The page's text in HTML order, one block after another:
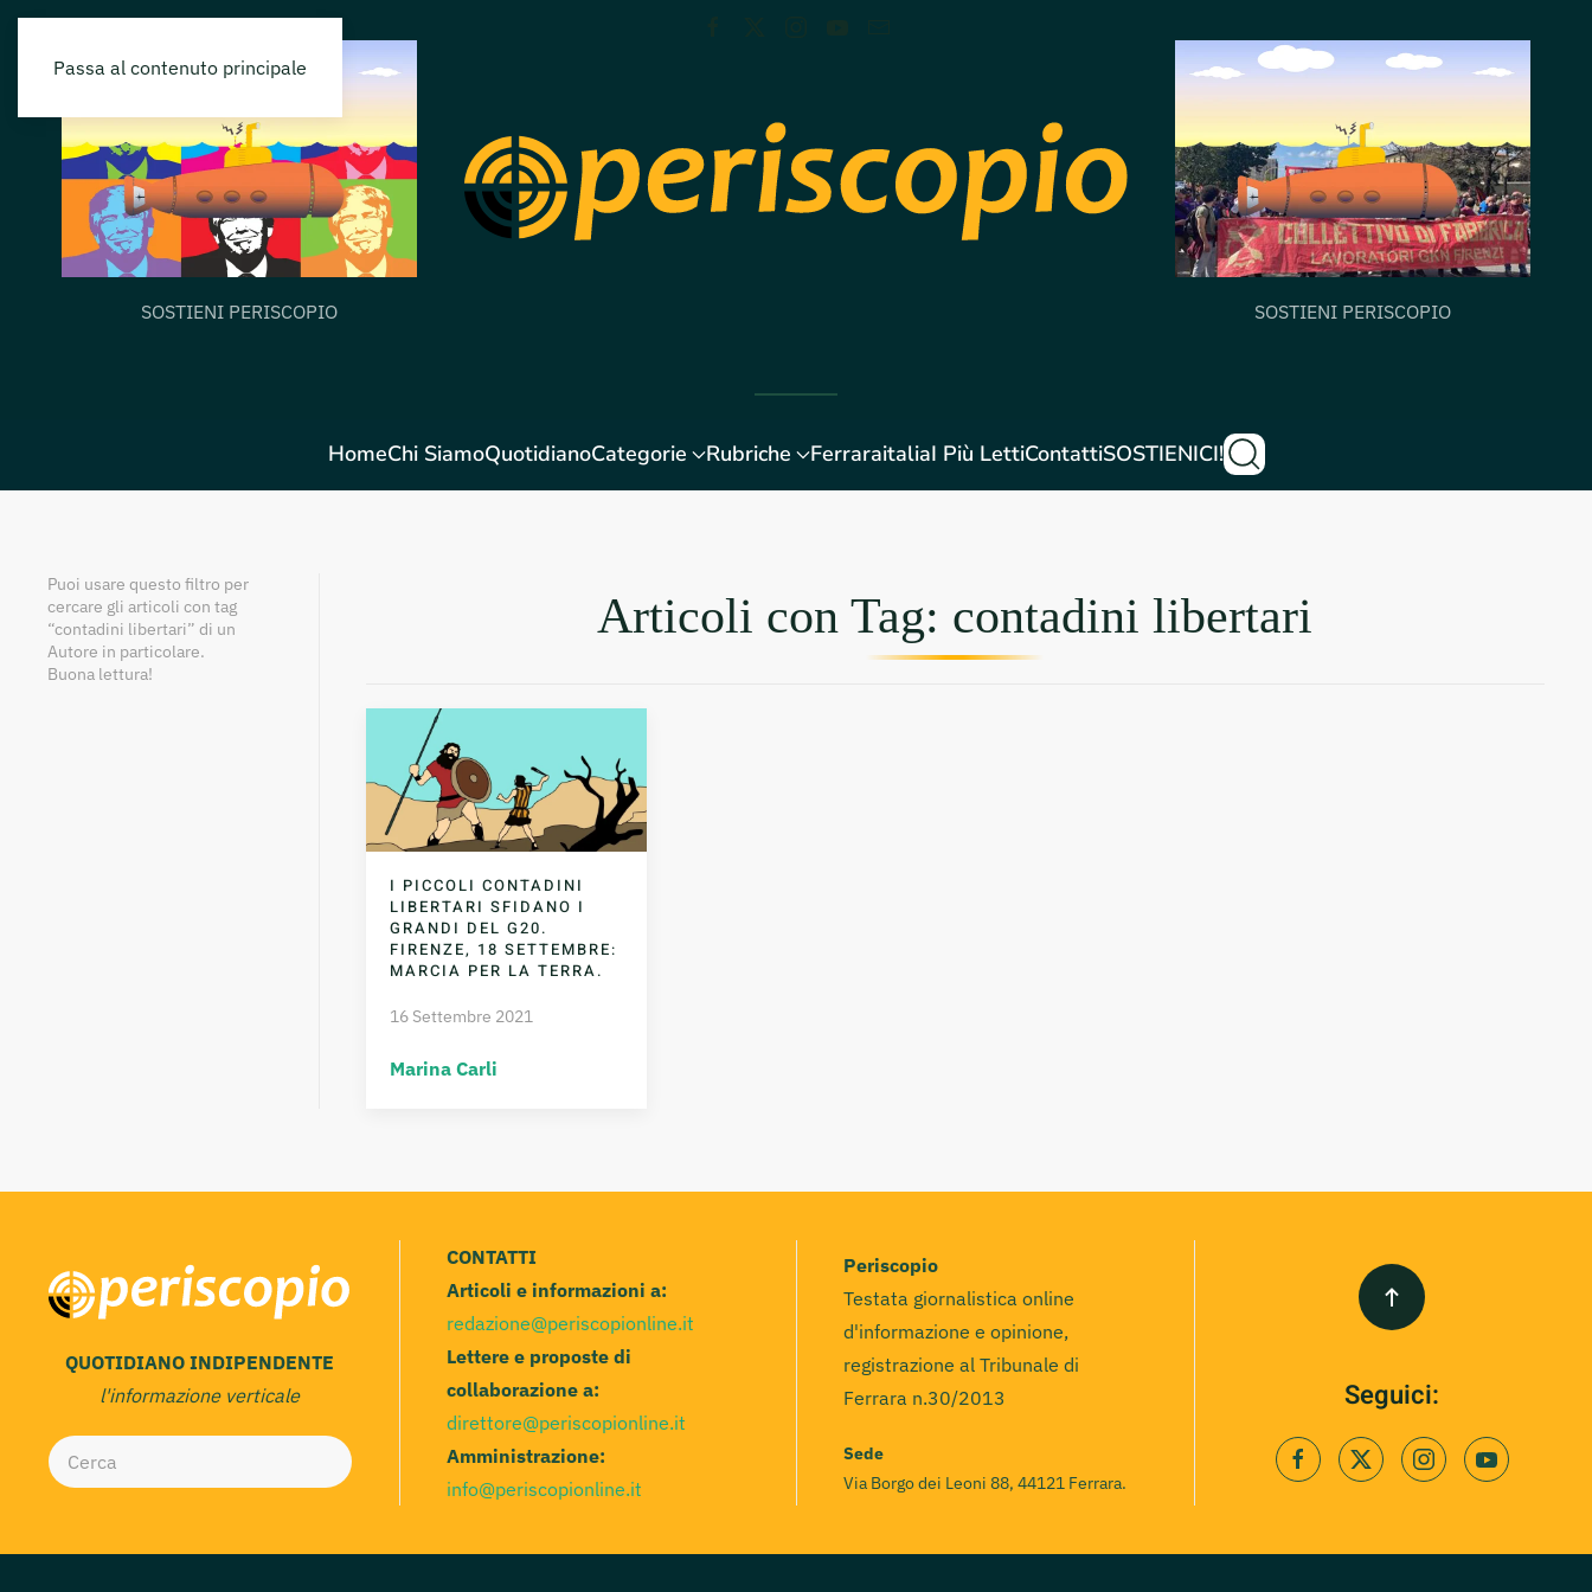
Passa al contenuto principale
SOSTIENI PERISCOPIO SOSTIENI PERISCOPIO
HomeChi SiamoQuotidianoCategorie Rubriche FerraraitaliaI Più LettiContattiSOSTIENICI!
Puoi usare questo filtro per
cercare gli articoli con tag
“contadini libertari” di un
Autore in particolare.
Buona lettura!
Articoli con Tag: contadini libertari
I PICCOLI CONTADINI
LIBERTARI SFIDANO I
GRANDI DEL G20.
FIRENZE, 18 SETTEMBRE:
MARCIA PER LA TERRA.
16 Settembre 2021
Marina Carli
QUOTIDIANO INDIPENDENTE
l'informazione verticale
CONTATTI
Articoli e informazioni a:
redazione@periscopionline.it
Lettere e proposte di
collaborazione a:
direttore@periscopionline.it
Amministrazione:
info@periscopionline.it
Periscopio
Testata giornalistica online
d'informazione e opinione,
registrazione al Tribunale di
Ferrara n.30/2013
Sede
Via Borgo dei Leoni 88, 44121 Ferrara.
Seguici: